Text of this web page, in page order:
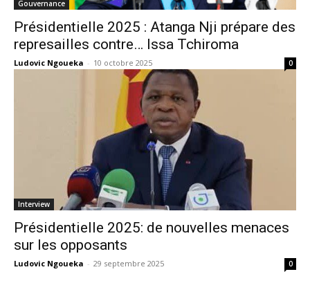
Gouvernance
Présidentielle 2025 : Atanga Nji prépare des
represailles contre… Issa Tchiroma
Ludovic Ngoueka - 10 octobre 2025 0
Interview
Présidentielle 2025: de nouvelles menaces
sur les opposants
Ludovic Ngoueka - 29 septembre 2025 0